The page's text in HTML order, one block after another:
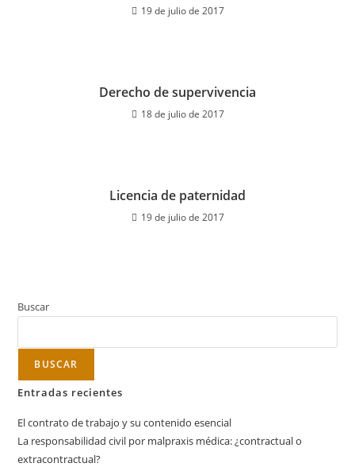
19 de julio de 2017
Derecho de supervivencia
18 de julio de 2017
Licencia de paternidad
19 de julio de 2017
Buscar
BUSCAR
Entradas recientes
El contrato de trabajo y su contenido esencial
La responsabilidad civil por malpraxis médica: ¿contractual o
extracontractual?